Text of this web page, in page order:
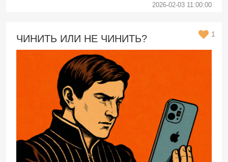
2026-02-03 11:00:00
ЧИНИТЬ ИЛИ НЕ ЧИНИТЬ? 1